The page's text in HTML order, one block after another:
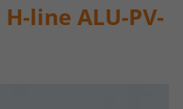
H-line ALU-PV-